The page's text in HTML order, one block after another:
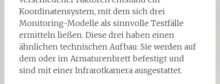
Koordinatensystem, mit dem sich drei
Monitoring-Modelle als sinnvolle Testfälle
ermitteln ließen. Diese drei haben einen
ähnlichen technischen Aufbau: Sie werden auf
dem oder im Armaturenbrett befestigt und
sind mit einer Infrarotkamera ausgestattet.